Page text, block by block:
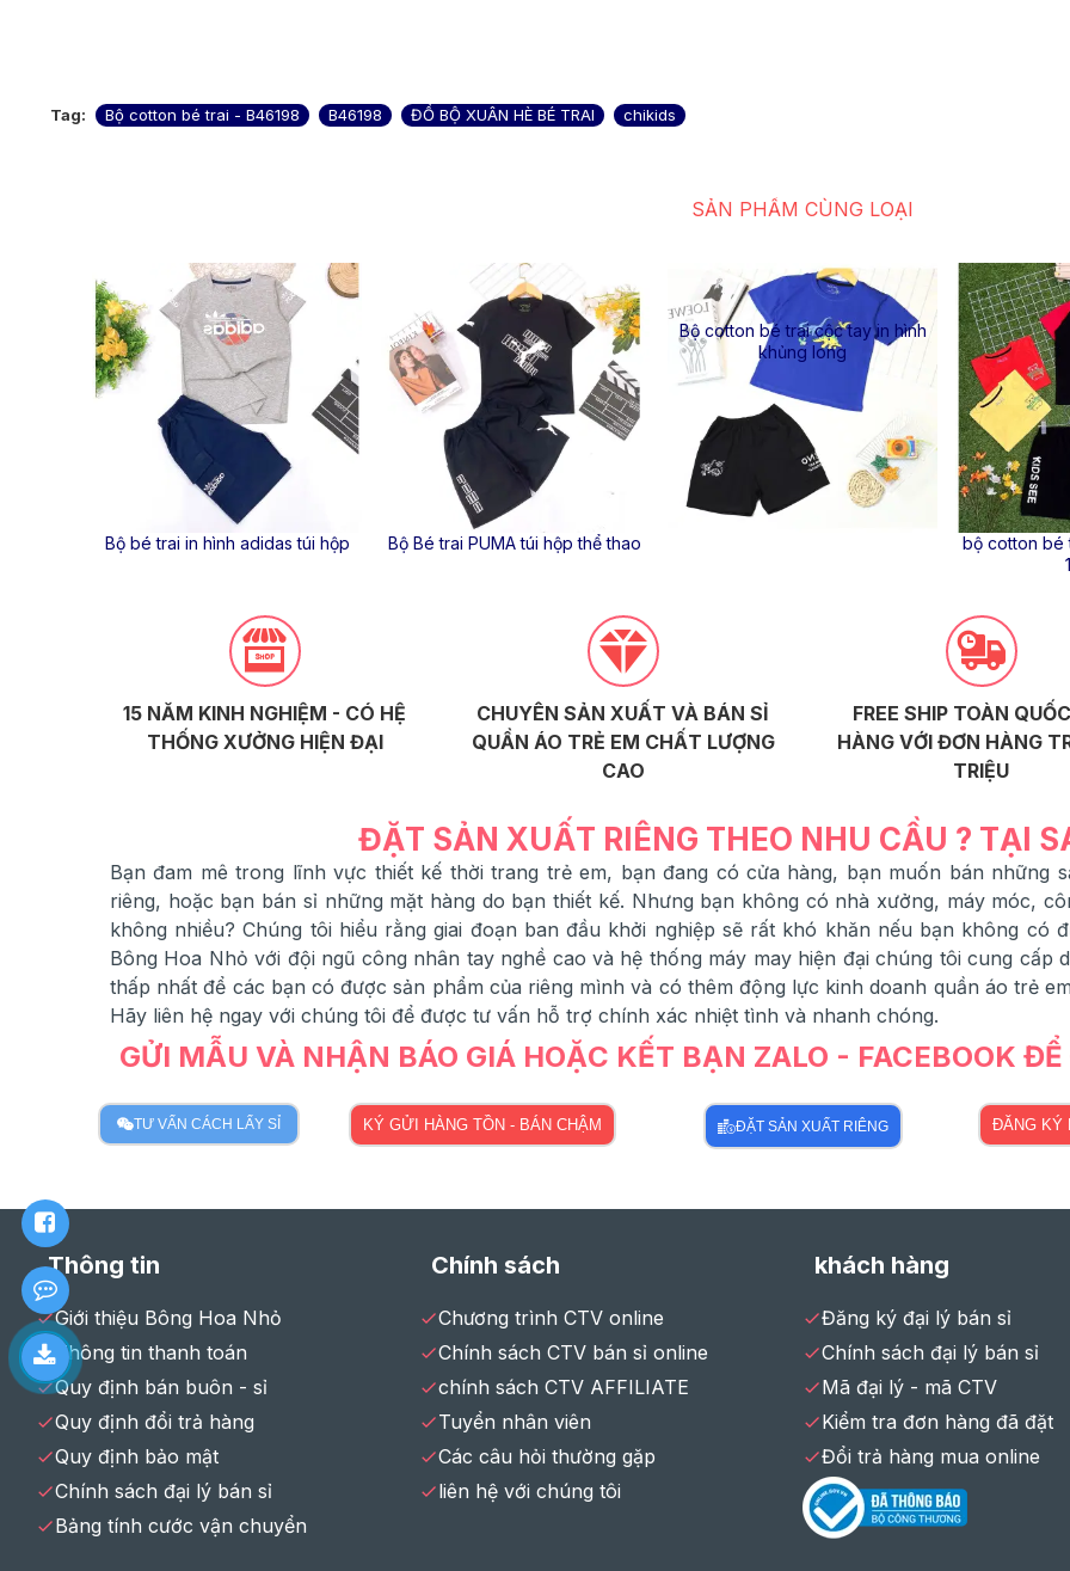
Tag: Bộ cotton bé trai - B46198 B46198 ĐỒ BỘ XUÂN HÈ BÉ TRAI chikids
SẢN PHẨM CÙNG LOẠI
Bộ bé trai in hình adidas túi hộp Bộ Bé trai PUMA túi hộp thể thao
Bộ cotton bé trai cộc tay in hình
khủng long
bộ cotton bé
15 NĂM KINH NGHIỆM - CÓ HỆ
THỐNG XƯỞNG HIỆN ĐẠI
CHUYÊN SẢN XUẤT VÀ BÁN SỈ
QUẦN ÁO TRẺ EM CHẤT LƯỢNG
CAO
FREE SHIP TOÀN
HÀNG VỚI ĐƠN HÀNG
TRIỆU
ĐẶT SẢN XUẤT RIÊNG THEO NHU CẦU ? TẠI
Bạn đam mê trong lĩnh vực thiết kế thời trang trẻ em, bạn đang có cửa hàng, bạn muốn bán những
riêng, hoặc bạn bán sỉ những mặt hàng do bạn thiết kế. Nhưng bạn không có nhà xưởng, máy móc,
không nhiều? Chúng tôi hiểu rằng giai đoạn ban đầu khởi nghiệp sẽ rất khó khăn nếu bạn không có
Bông Hoa Nhỏ với đội ngũ công nhân tay nghề cao và hệ thống máy may hiện đại chúng tôi cung
thấp nhất để các bạn có được sản phẩm của riêng mình và có thêm động lực kinh doanh quần áo trẻ
Hãy liên hệ ngay với chúng tôi để được tư vấn hỗ trợ chính xác nhiệt tình và nhanh chóng.
GỬI MẪU VÀ NHẬN BÁO GIÁ HOẶC KẾT BẠN ZALO - FACEBOOK
TƯ VẤN CÁCH LẤY SỈ KÝ GỬI HÀNG TỒN - BÁN CHẬM ĐẶT SẢN XUẤT RIÊNG ĐĂNG KÝ
Thông tin
Giới thiệu Bông Hoa Nhỏ
Thông tin thanh toán
Quy định bán buôn - sỉ
Quy định đổi trả hàng
Quy định bảo mật
Chính sách đại lý bán sỉ
Bảng tính cước vận chuyển
Chính sách
Chương trình CTV online
Chính sách CTV bán sỉ online
chính sách CTV AFFILIATE
Tuyển nhân viên
Các câu hỏi thường gặp
liên hệ với chúng tôi
khách hàng
Đăng ký đại lý bán sỉ
Chính sách đại lý bán sỉ
Mã đại lý - mã CTV
Kiểm tra đơn hàng đã đặt
Đổi trả hàng mua online